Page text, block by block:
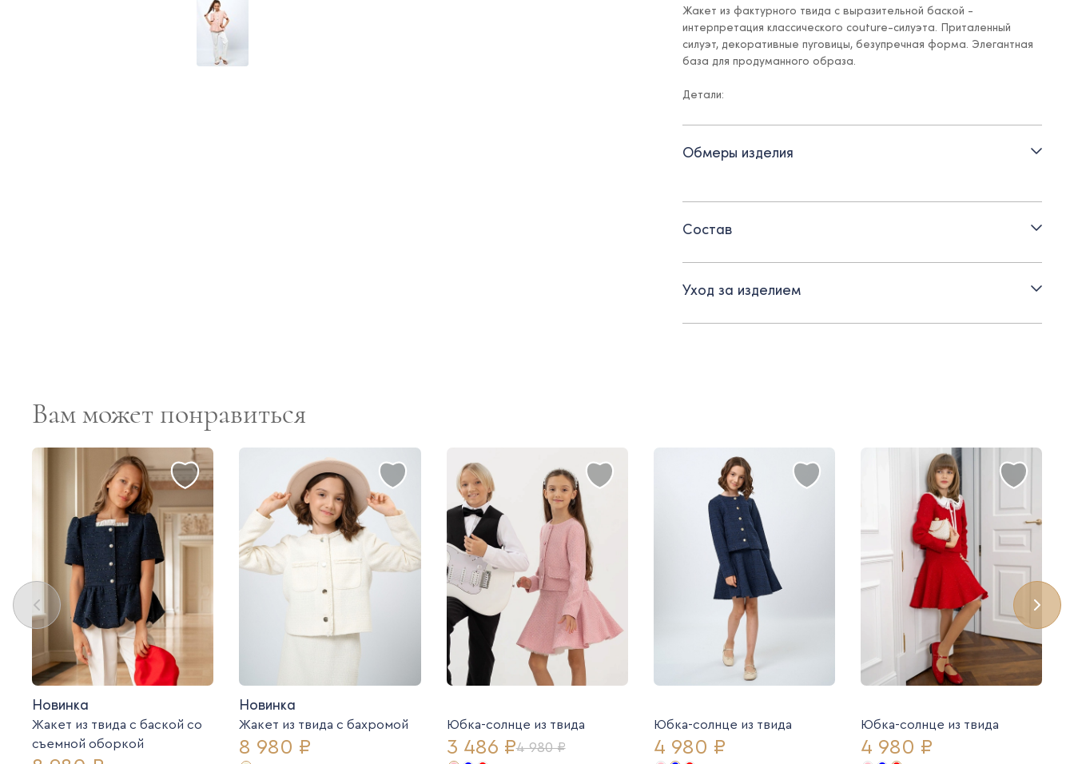
Жакет из фактурного твида с выразительной баской -
интерпретация классического couture-силуэта. Приталенный
силуэт, декоративные пуговицы, безупречная форма. Элегантная
база для продуманного образа.
Детали:
- короткий рукав
- застежка на пуговицы
Обмеры изделия
Состав
Уход за изделием
Вам может понравиться
Новинка
Жакет из твида с баской со
съемной оборкой
Новинка
Жакет из твида c бахромой
8 980 ₽
Юбка-солнце из твида
3 486 ₽4 980 ₽
Юбка-солнце из твида
4 980 ₽
Юбка-солнце из твида
4 980 ₽